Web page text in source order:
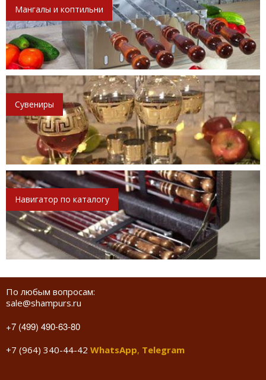
Мангалы и коптильни
Сувениры
Навигатор по каталогу
По любым вопросам:
sale@shampurs.ru
+7 (499) 490-63-80
+7 (964) 340-44-42 WhatsApp, Telegram